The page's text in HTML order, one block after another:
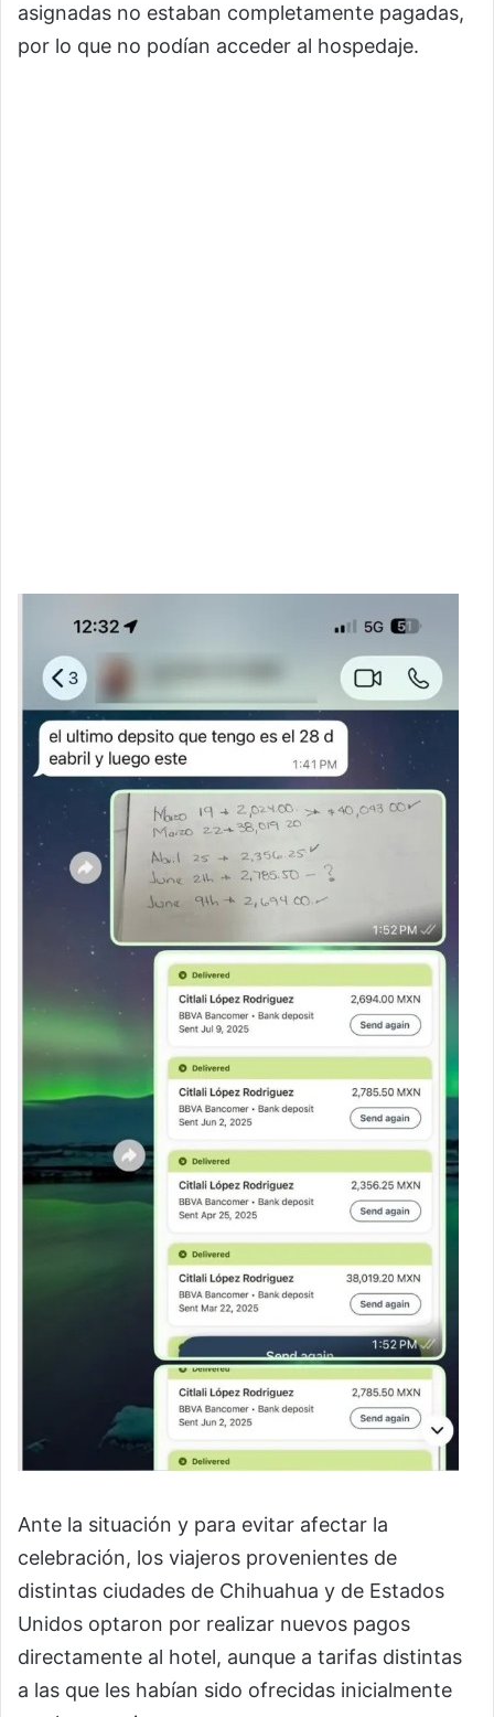
asignadas no estaban completamente pagadas,
por lo que no podían acceder al hospedaje.
Ante la situación y para evitar afectar la
celebración, los viajeros provenientes de
distintas ciudades de Chihuahua y de Estados
Unidos optaron por realizar nuevos pagos
directamente al hotel, aunque a tarifas distintas
a las que les habían sido ofrecidas inicialmente